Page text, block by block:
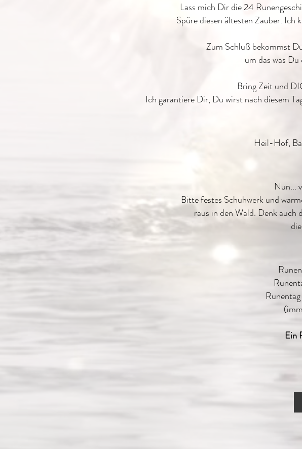
Lass mich Dir die 24
Spüre diesen ältesten Zauber.
Zum Schluß bekommst
um das was
Bring Zeit und
Ich garantiere Dir, Du wirst nach diesem
Heil-Hof,
Nun...
Bitte festes Schuhwerk und
raus in den Wald. Denk
Ein